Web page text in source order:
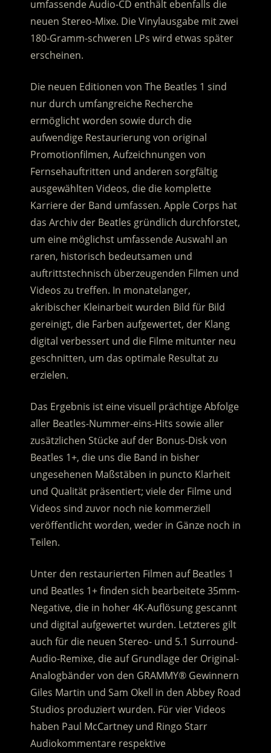
umfassende Audio-CD enthält ebenfalls die
neuen Stereo-Mixe. Die Vinylausgabe mit zwei
180-Gramm-schweren LPs wird etwas später
erscheinen.
Die neuen Editionen von The Beatles 1 sind
nur durch umfangreiche Recherche
ermöglicht worden sowie durch die
aufwendige Restaurierung von original
Promotionfilmen, Aufzeichnungen von
Fernsehauftritten und anderen sorgfältig
ausgewählten Videos, die die komplette
Karriere der Band umfassen. Apple Corps hat
das Archiv der Beatles gründlich durchforstet,
um eine möglichst umfassende Auswahl an
raren, historisch bedeutsamen und
auftrittstechnisch überzeugenden Filmen und
Videos zu treffen. In monatelanger,
akribischer Kleinarbeit wurden Bild für Bild
gereinigt, die Farben aufgewertet, der Klang
digital verbessert und die Filme mitunter neu
geschnitten, um das optimale Resultat zu
erzielen.
Das Ergebnis ist eine visuell prächtige Abfolge
aller Beatles-Nummer-eins-Hits sowie aller
zusätzlichen Stücke auf der Bonus-Disk von
Beatles 1+, die uns die Band in bisher
ungesehenen Maßstäben in puncto Klarheit
und Qualität präsentiert; viele der Filme und
Videos sind zuvor noch nie kommerziell
veröffentlicht worden, weder in Gänze noch in
Teilen.
Unter den restaurierten Filmen auf Beatles 1
und Beatles 1+ finden sich bearbeitete 35mm-
Negative, die in hoher 4K-Auflösung gescannt
und digital aufgewertet wurden. Letzteres gilt
auch für die neuen Stereo- und 5.1 Surround-
Audio-Remixe, die auf Grundlage der Original-
Analogbänder von den GRAMMY® Gewinnern
Giles Martin und Sam Okell in den Abbey Road
Studios produziert wurden. Für vier Videos
haben Paul McCartney und Ringo Starr
Audiokommentare respektive